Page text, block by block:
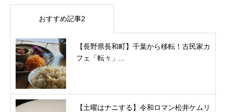
おすすめ記事2
【長野県長和町】千葉から移転！古民家カ
フェ「転々」...
【土曜はナニする】令和ロマン松井ケムリ